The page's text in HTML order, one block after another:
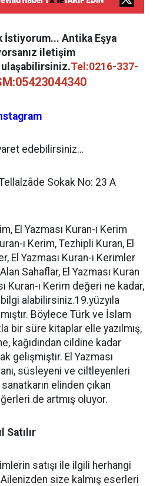
İstiyorum... Antika Eşya
iletişim
Tel:0216-337-
edebilirsiniz…
Sokak No: 23 A
El Yazması Kuran-ı Kerim
ı Kerim, Tezhipli Kuran, El
El Yazması Kuran-ı Kerimler
Sahaflar, El Yazması Kuran
Kuran-ı Kerim değeri ne kadar,
alabilirsiniz.19.yüzyıla
Böylece Türk ve İslam
bir süre kitaplar elle yazılmış,
kağıdından cildine kadar
gelişmiştir. El Yazması
süsleyeni ve ciltleyenleri
elinden çıkan
de artmış oluyor.
Satılır
satışı ile ilgili herhangi
Ailenizden size kalmış eserleri